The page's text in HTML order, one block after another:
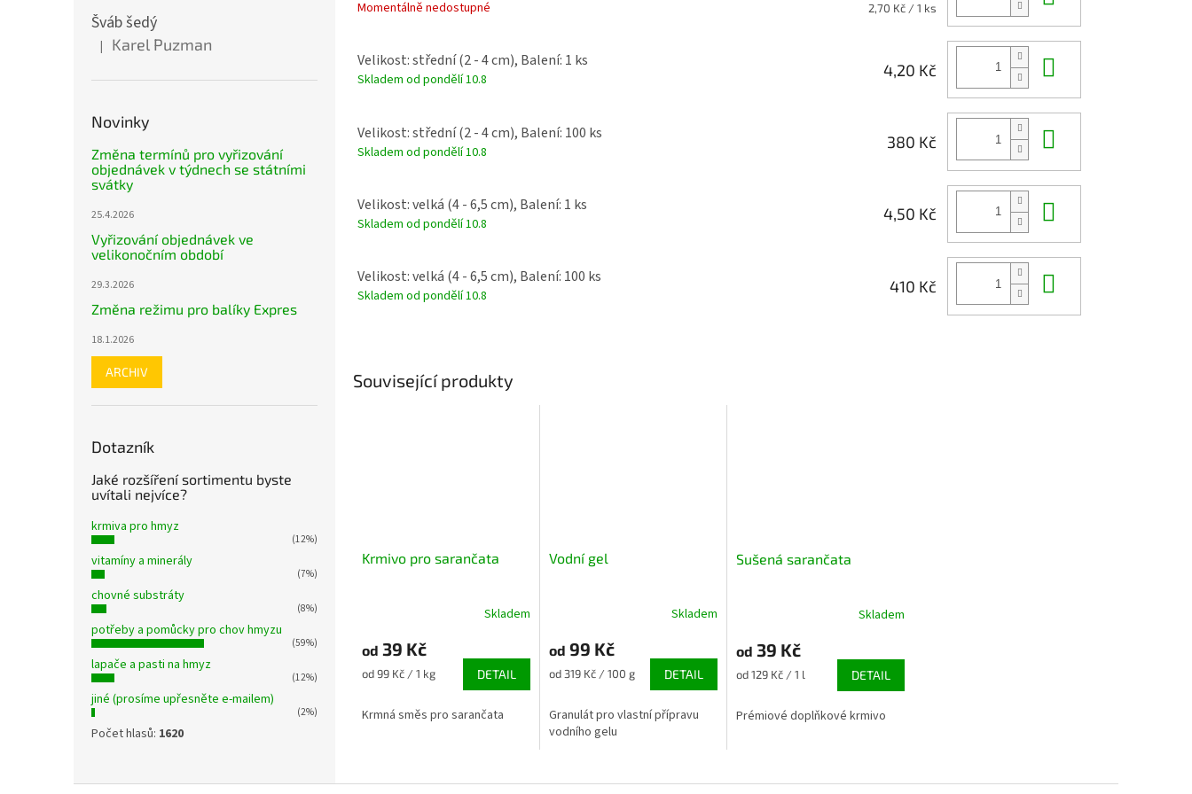
Šváb šedý
Hodnocení produktu je 5 z 5 hvězdiček.
| Karel Puzman
Novinky
Změna termínů pro vyřizování
objednávek v týdnech se státními
svátky
25.4.2026
Vyřizování objednávek ve
velikonočním období
29.3.2026
Změna režimu pro balíky Expres
18.1.2026
ARCHIV
Dotazník
Jaké rozšíření sortimentu byste
uvítali nejvíce?
krmiva pro hmyz
(12%)
vitamíny a minerály
(7%)
chovné substráty
(8%)
potřeby a pomůcky pro chov hmyzu
(59%)
lapače a pasti na hmyz
(12%)
jiné (prosíme upřesněte e-mailem)
(2%)
Počet hlasů: 1620
Související produkty
Krmivo pro sarančata
produktu
5,0
5
Skladem
od 39 Kč
Měrná
od 99 Kč / 1 kg DETAIL
Krmná směs pro sarančata
Vodní gel
produktu
5,0
5
hvězdiček.
Skladem
od 99 Kč
Měrná
od 319 Kč / 100 g DETAIL
Granulát pro vlastní přípravu
vodního gelu
Sušená sarančata
produktu
5,0
5
Skladem
od 39 Kč
Měrná
od 129 Kč / 1 l DETAIL
Prémiové doplňkové krmivo
Momentálně nedostupné
Měrná
2,70 Kč / 1 ks
Velikost: střední (2 - 4 cm), Balení: 1 ks
Skladem od pondělí 10.8
4,20 Kč
Velikost: střední (2 - 4 cm), Balení: 100 ks
Skladem od pondělí 10.8
380 Kč
Velikost: velká (4 - 6,5 cm), Balení: 1 ks
Skladem od pondělí 10.8
4,50 Kč
Velikost: velká (4 - 6,5 cm), Balení: 100 ks
Skladem od pondělí 10.8
410 Kč